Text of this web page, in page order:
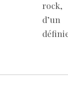
rock,